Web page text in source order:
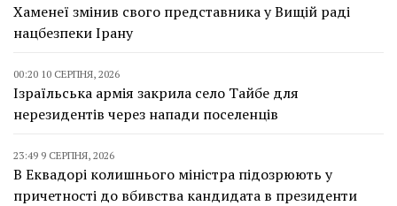
Хаменеї змінив свого представника у Вищій раді
нацбезпеки Ірану
00:20 10 СЕРПНЯ, 2026
Ізраїльська армія закрила село Тайбе для
нерезидентів через напади поселенців
23:49 9 СЕРПНЯ, 2026
В Еквадорі колишнього міністра підозрюють у
причетності до вбивства кандидата в президенти